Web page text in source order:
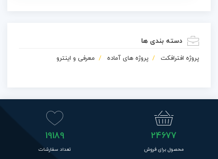
دسته بندی ها
پروژه افترافکت پروژه های آماده معرفی و اینترو
24677
محصول برای فروش
19189
تعداد سفارشات